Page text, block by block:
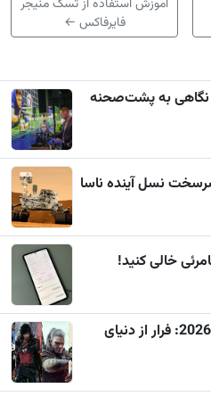
آموزش استفاده از تسک منیجر
فایرفاکس ←
به پشت‌صحنه
خالی کنید!
بهترین بازی‌های فانتزی در سال 2026: فرار از دنیای